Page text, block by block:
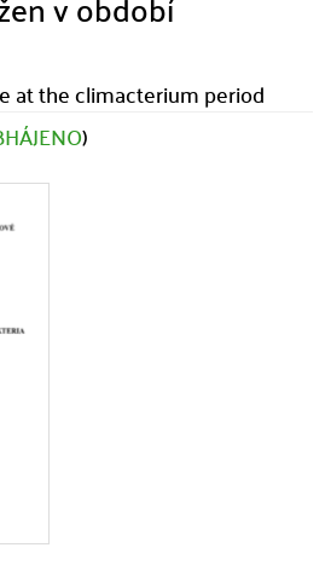
at the climacterium period
)